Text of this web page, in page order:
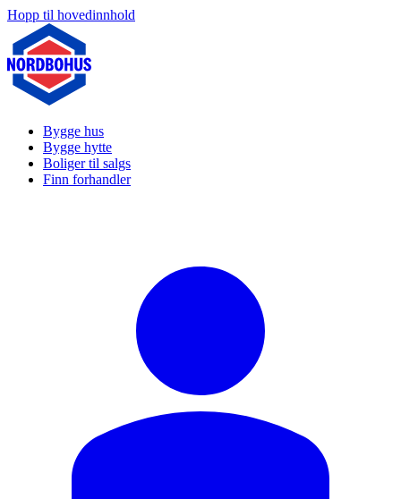
Hopp til hovedinnhold
Bygge hus
Bygge hytte
Boliger til salgs
Finn forhandler